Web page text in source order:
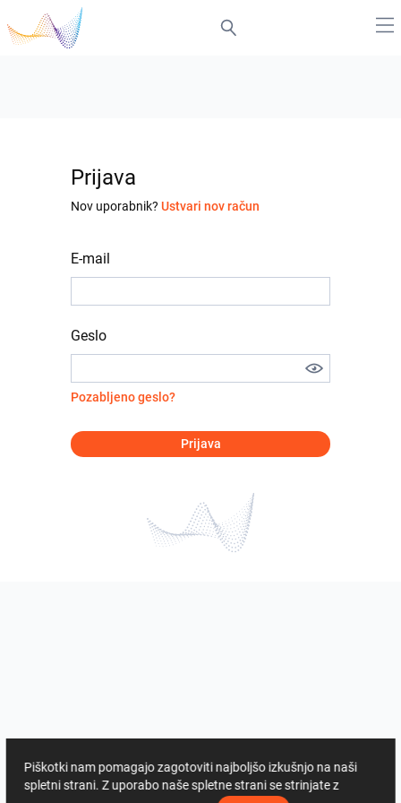
Prijava
Nov uporabnik? Ustvari nov račun
E-mail
Geslo
Pozabljeno geslo?
Prijava
Piškotki nam pomagajo zagotoviti najboljšo izkušnjo na naši
spletni strani. Z uporabo naše spletne strani se strinjate z